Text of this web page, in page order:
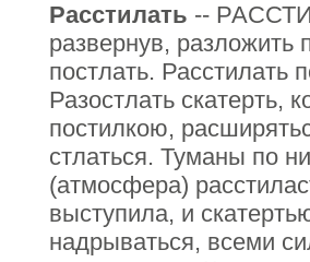
Расстилать --
развернув, разложить
постлать. Расстилать
Разостлать скатерть,
постилкою,
стлаться. Туманы по
(атмосфера)
выступила, и
надрываться, всеми